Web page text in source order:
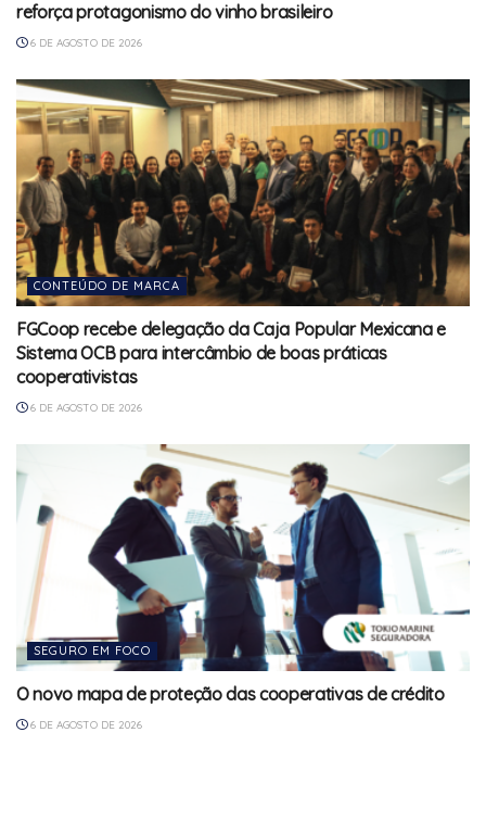
reforça protagonismo do vinho brasileiro
6 DE AGOSTO DE 2026
CONTEÚDO DE MARCA
FGCoop recebe delegação da Caja Popular Mexicana e
Sistema OCB para intercâmbio de boas práticas
cooperativistas
6 DE AGOSTO DE 2026
SEGURO EM FOCO
O novo mapa de proteção das cooperativas de crédito
6 DE AGOSTO DE 2026